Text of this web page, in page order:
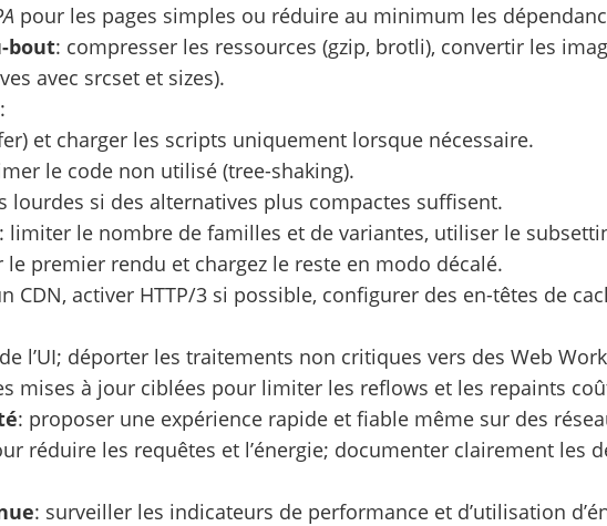
pour les pages simples ou réduire au minimum les
bout: compresser les ressources (gzip, brotli), convertir les
avec srcset et sizes).
:
et charger les scripts uniquement lorsque nécessaire.
le code non utilisé (tree-shaking).
lourdes si des alternatives plus compactes suffisent.
: limiter le nombre de familles et de variantes, utiliser le
premier rendu et chargez le reste en modo décalé.
CDN, activer HTTP/3 si possible, configurer des en-têtes de
l’UI; déporter les traitements non critiques vers des Web
mises à jour ciblées pour limiter les reflows et les repaints
: proposer une expérience rapide et fiable même sur des
réduire les requêtes et l’énergie; documenter clairement les
: surveiller les indicateurs de performance et d’utilisation